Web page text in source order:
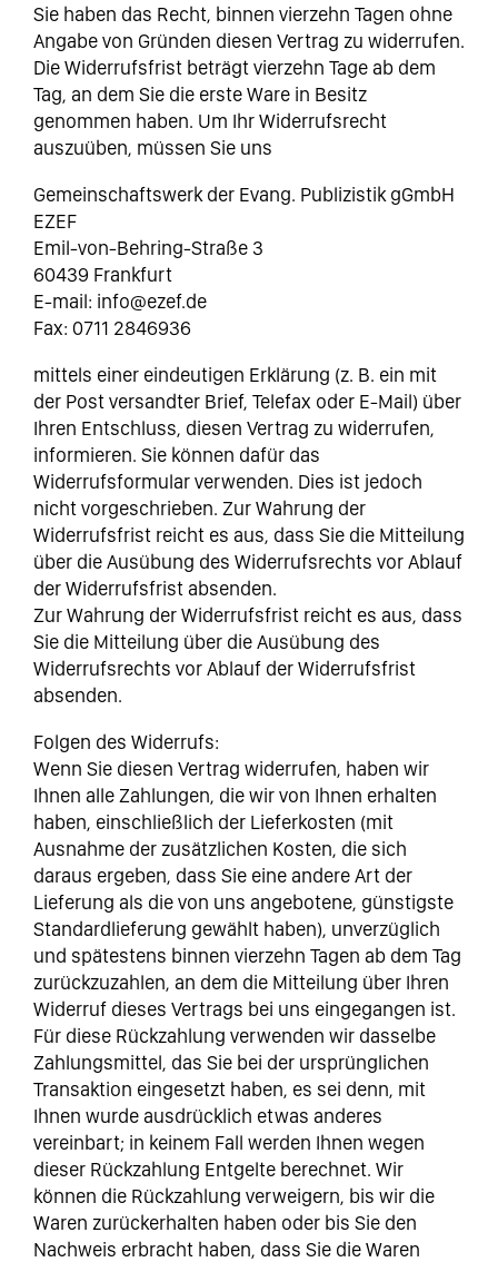
Sie haben das Recht, binnen vierzehn Tagen ohne
Angabe von Gründen diesen Vertrag zu widerrufen.
Die Widerrufsfrist beträgt vierzehn Tage ab dem
Tag, an dem Sie die erste Ware in Besitz
genommen haben. Um Ihr Widerrufsrecht
auszuüben, müssen Sie uns
Gemeinschaftswerk der Evang. Publizistik gGmbH
EZEF
Emil-von-Behring-Straße 3
60439 Frankfurt
E-mail: info@ezef.de
Fax: 0711 2846936
mittels einer eindeutigen Erklärung (z. B. ein mit
der Post versandter Brief, Telefax oder E-Mail) über
Ihren Entschluss, diesen Vertrag zu widerrufen,
informieren. Sie können dafür das
Widerrufsformular verwenden. Dies ist jedoch
nicht vorgeschrieben. Zur Wahrung der
Widerrufsfrist reicht es aus, dass Sie die Mitteilung
über die Ausübung des Widerrufsrechts vor Ablauf
der Widerrufsfrist absenden.
Zur Wahrung der Widerrufsfrist reicht es aus, dass
Sie die Mitteilung über die Ausübung des
Widerrufsrechts vor Ablauf der Widerrufsfrist
absenden.
Folgen des Widerrufs:
Wenn Sie diesen Vertrag widerrufen, haben wir
Ihnen alle Zahlungen, die wir von Ihnen erhalten
haben, einschließlich der Lieferkosten (mit
Ausnahme der zusätzlichen Kosten, die sich
daraus ergeben, dass Sie eine andere Art der
Lieferung als die von uns angebotene, günstigste
Standardlieferung gewählt haben), unverzüglich
und spätestens binnen vierzehn Tagen ab dem Tag
zurückzuzahlen, an dem die Mitteilung über Ihren
Widerruf dieses Vertrags bei uns eingegangen ist.
Für diese Rückzahlung verwenden wir dasselbe
Zahlungsmittel, das Sie bei der ursprünglichen
Transaktion eingesetzt haben, es sei denn, mit
Ihnen wurde ausdrücklich etwas anderes
vereinbart; in keinem Fall werden Ihnen wegen
dieser Rückzahlung Entgelte berechnet. Wir
können die Rückzahlung verweigern, bis wir die
Waren zurückerhalten haben oder bis Sie den
Nachweis erbracht haben, dass Sie die Waren